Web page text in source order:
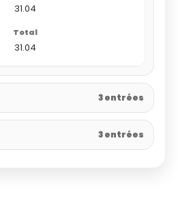
31.04
31.04
3 entrées
3 entrées